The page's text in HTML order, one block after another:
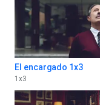
El encargado 1x3
1 x3